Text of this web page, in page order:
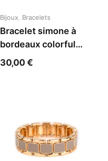
Bijoux, Bracelets
Bracelet simone à
bordeaux colorful
papaye acier jaune
30,00€